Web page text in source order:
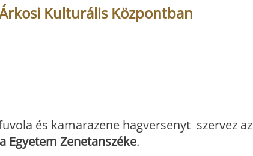
Kulturális Központban
és kamarazene hagversenyt szervez az
Egyetem Zenetanszéke.